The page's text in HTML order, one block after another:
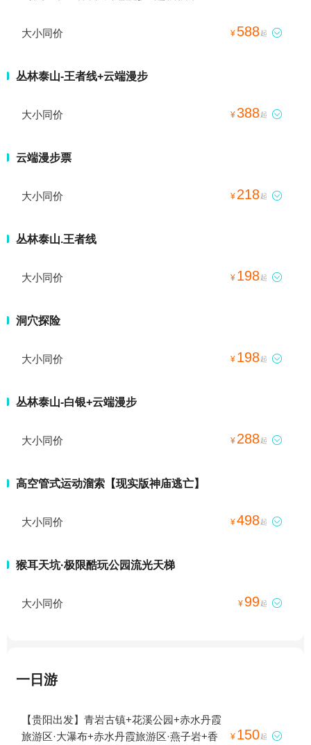
大小同价 ¥ 588起 
丛林泰山-王者线+云端漫步
大小同价 ¥388起 
云端漫步票
大小同价 ¥ 218起 
丛林泰山.王者线
大小同价 ¥ 198起 
洞穴探险
大小同价 ¥ 198起 
丛林泰山-白银+云端漫步
大小同价 ¥ 288起 
高空管式运动溜索【现实版神庙逃亡】
大小同价 ¥498起 
猴耳天坑·极限酷玩公园流光天梯
大小同价 ¥ 99起 
一日游
【贵阳出发】青岩古镇+花溪公园+赤水丹霞
旅游区·大瀑布+赤水丹霞旅游区·燕子岩+香
¥ 150起 